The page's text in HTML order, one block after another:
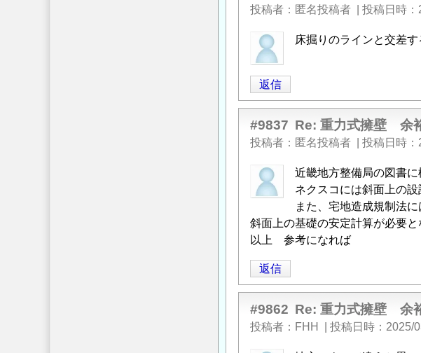
信
投稿者 匿名投稿者 投稿日時
床掘りのラインと交差す
返信
#9837 Re: 重力式擁壁 余
投稿者 匿名投稿者 投稿日時
近畿地方整備局の図書
ネクスコには斜面上の
また、宅地造成規制法
斜面上の基礎の安定計算が必要と
以上 参考になれば
返信
#9862 Re: 重力式擁壁 余
投稿者 FHH 投稿日時 2025/